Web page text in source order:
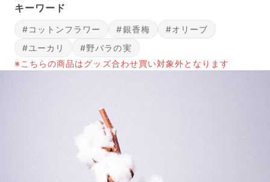
キーワード
#コットンフラワー #銀香梅
#オリーブ
#ユーカリ
#野バラの実
※こちらの商品はグッズ合わせ買い対象外となります